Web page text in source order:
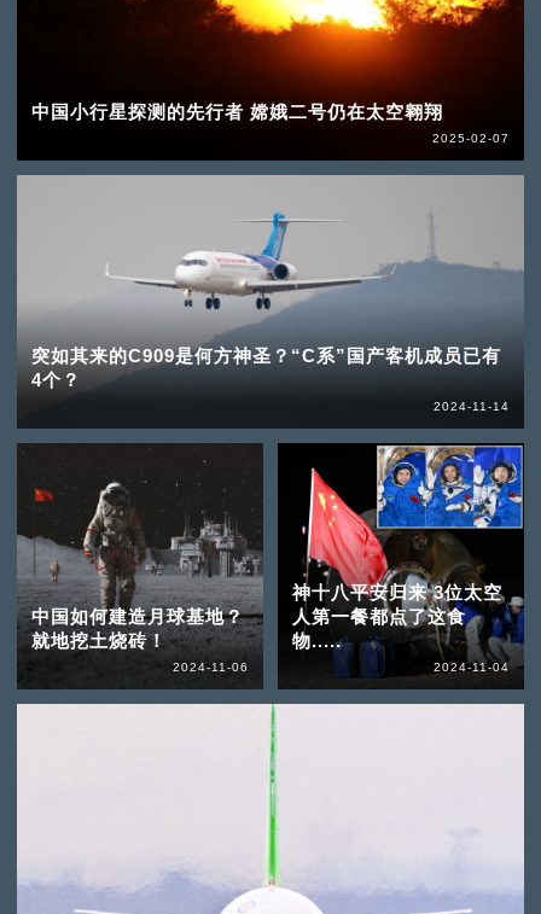
中国小行星探测的先行者 嫦娥二号仍在太空翱翔
2025-02-07
突如其来的C909是何方神圣？“C系”国产客机成员已有
4个？
2024-11-14
中国如何建造月球基地？
就地挖土烧砖！
2024-11-06
神十八平安归来 3位太空
人第一餐都点了这食
物.....
2024-11-04